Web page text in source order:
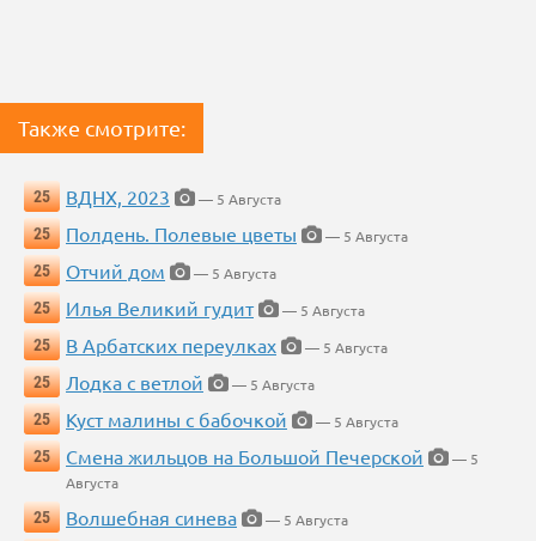
Также смотрите:
25 ВДНХ, 2023
— 5 Августа
25
Полдень. Полевые цветы
— 5 Августа
25
Отчий дом
— 5 Августа
25
Илья Великий гудит
— 5 Августа
25
В Арбатских переулках
— 5 Августа
25
Лодка с ветлой
— 5 Августа
25
Куст малины с бабочкой
— 5 Августа
25
Смена жильцов на Большой Печерской
— 5
Августа
25
Волшебная синева
— 5 Августа